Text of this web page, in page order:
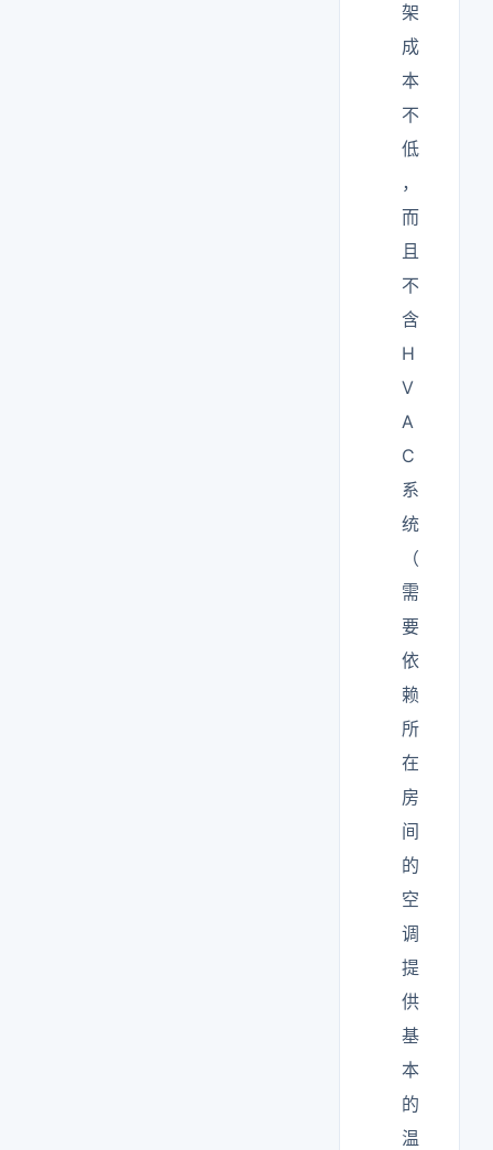
架
成
本
不
低
，
而
且
不
含
H
V
A
C
系
统
（
需
要
依
赖
所
在
房
间
的
空
调
提
供
基
本
的
温